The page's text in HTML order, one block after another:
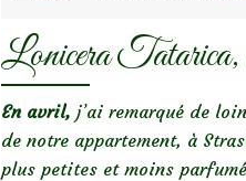
Lonicera Tatarica,
En avril, j’ai remarqué de loin
de notre appartement, à
plus petites et moins